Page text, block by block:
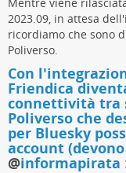
2023.09, in attesa
ricordiamo che sono
Poliverso.
Con
Friendica
connettività tra
Poliverso che
per Bluesky
account
@informapirata